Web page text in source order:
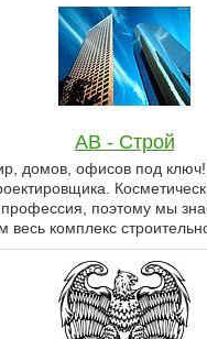
АВ - Строй
домов, офисов под ключ!
поэтому мы
весь комплекс